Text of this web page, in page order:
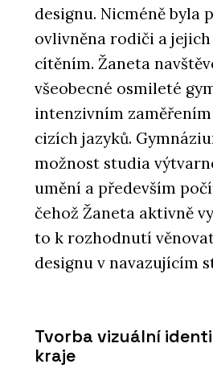
designu. Nicméně byla
ovlivněna rodiči a
cítěním. Žaneta
všeobecné osmileté
intenzivním
cizích jazyků.
možnost studia
umění a především
čehož Žaneta aktivně
to k rozhodnutí
designu v navazujícím
Tvorba vizuální
kraje